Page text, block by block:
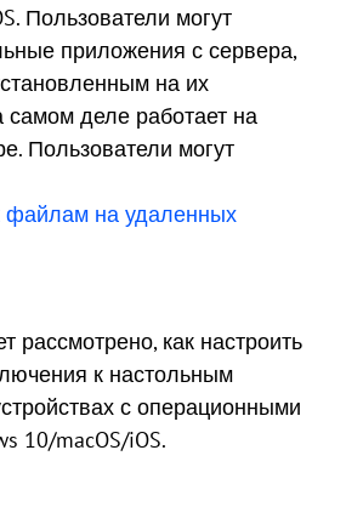
Пользователи могут
приложения с сервера,
на их
самом деле работает на
Пользователи могут
файлам на удаленных
рассмотрено, как настроить
к настольным
с операционными
10/macOS/iOS.